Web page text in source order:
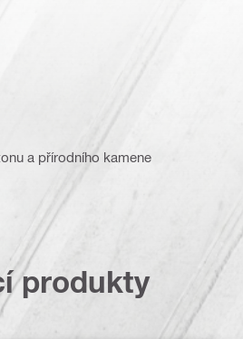
a přírodního kamene
produkty